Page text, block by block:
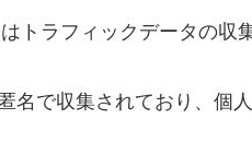
トラフィックデータの収
名で収集されており、個